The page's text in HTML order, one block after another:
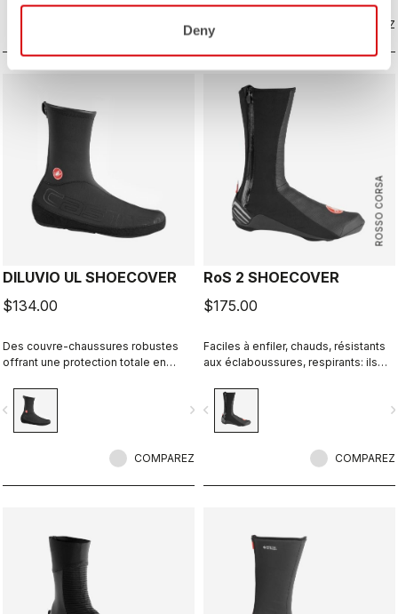
Deny
coupe aérodynamique, tout en vous
protégeant du vent et de l'humidité.
COMPAREZ
dans les conditions humides.
COMPAREZ
DILUVIO UL SHOECOVER
$134.00
Des couvre-chaussures robustes
offrant une protection totale en
haute qualité, avec coutures
scellées, un bord supérieur qui reste
bien hermétiquement ajusté autour
sous le pied s’adaptant à n'importe
navigate_next
COMPAREZ
ROSSO CORSA
RoS 2 SHOECOVER
$175.00
Faciles à enfiler, chauds, résistants
aux éclaboussures, respirants: ils
chaussures polyvalents et
performants.
navigate_before
COMPAREZ